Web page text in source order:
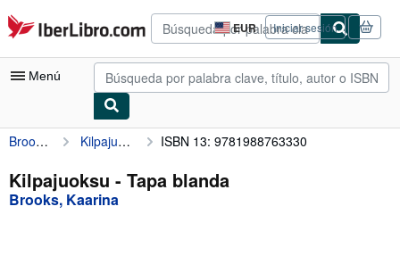
Pasar al contenido principal
IberLibro.com EUR
Preferencias
de
compra
del
Iniciar sesión
Menú
Mi cuenta
Consultar mis pedidos
Búsqueda avanzada
Brooks, Kaarina Kilpajuoksu ISBN 13: 9781988763330
Kilpajuoksu - Tapa blanda
Brooks, Kaarina